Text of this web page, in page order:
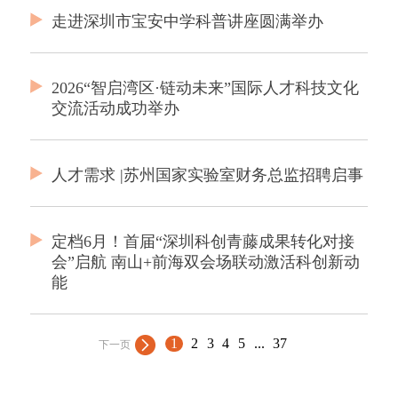
走进深圳市宝安中学科普讲座圆满举办
2026“智启湾区·链动未来”国际人才科技文化
交流活动成功举办
人才需求 |苏州国家实验室财务总监招聘启事
定档6月！首届“深圳科创青藤成果转化对接
会”启航 南山+前海双会场联动激活科创新动
能
下一页 1 2 3 4 5 ... 37